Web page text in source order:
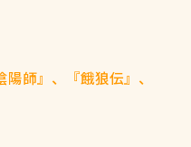
』、『餓狼伝』、